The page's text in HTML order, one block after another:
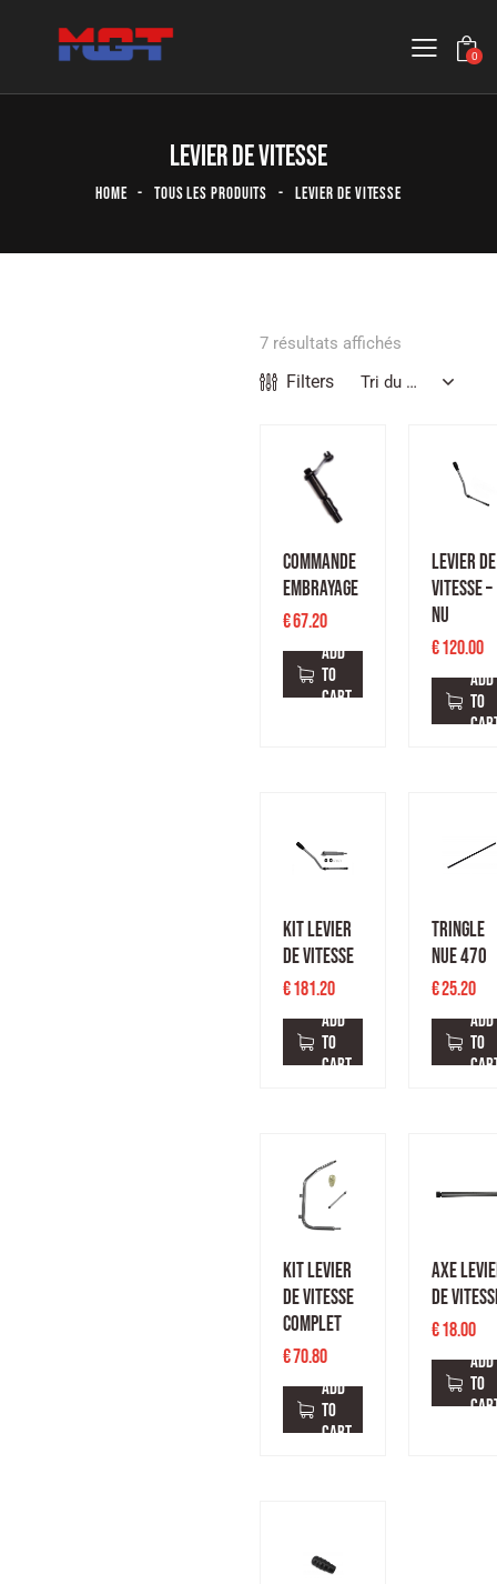
0
LEVIER DE VITESSE
HOME TOUS LES PRODUITS LEVIER DE VITESSE
7 résultats affichés
Filters
COMMANDE
EMBRAYAGE
€67.20
ADD
TO
CART
LEVIER DE
VITESSE –
NU
€120.00
ADD
TO
KIT LEVIER
DE VITESSE
€181.20
ADD
TO
CART
TRINGLE
NUE 470
€25.20
ADD
TO
KIT LEVIER
DE VITESSE
COMPLET
€70.80
ADD
TO
CART
AXE
DE
€18.00
ADD
TO